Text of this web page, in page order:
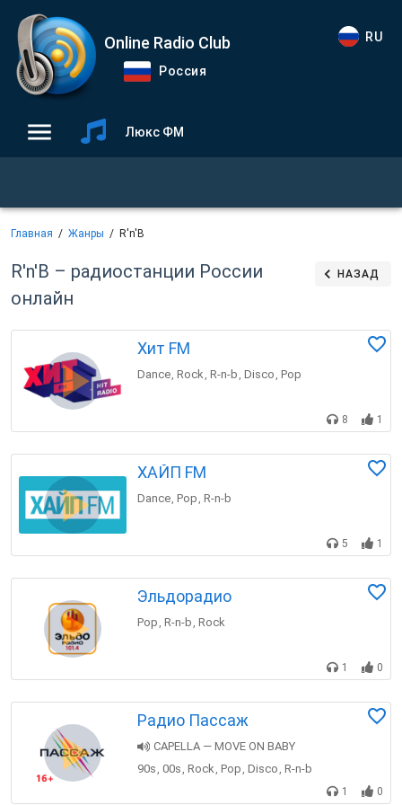
Online Radio Club
Россия
RU
Люкс ФМ
Главная Жанры R'n'B
R'n'B – радиостанции России
онлайн
НАЗАД
Хит FM
Dance, Rock, R-n-b , Disco , Pop
8 1
ХАЙП FM
Dance, Pop , R-n-b
5 1
Эльдорадио
Pop , R-n-b , Rock
1 0
Радио Пассаж
CAPELLA — MOVE ON BABY
90s , 00s , Rock, Pop , Disco , R-n-b
1 0